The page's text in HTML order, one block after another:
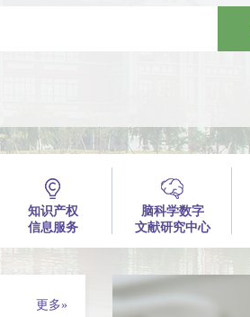
知识产权
信息服务
脑科学数字
文献研究中心
更多»